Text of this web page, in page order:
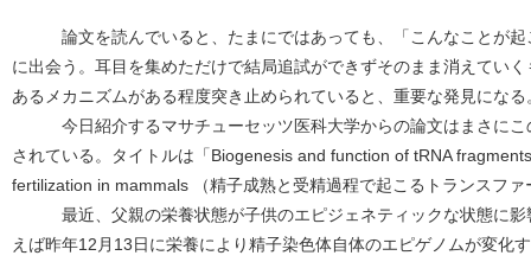
論文を読んでいると、たまにではあっても、「こんなことが起
に出会う。耳目を集めただけで結局追試ができずそのまま消えてい
あるメカニズムがある程度突き止められていると、重要な発見になる
今日紹介するマサチューセッツ医科大学からの論文はまさにこ
されている。タイトルは「Biogenesis and function of tRNA
fertilization in mammals （精子成熟と受精過程で起こるトランスフ
最近、父親の栄養状態が子供のエピジェネティックな状態に影
えば昨年12月13日に栄養により精子染色体自体のエピゲノムが変化